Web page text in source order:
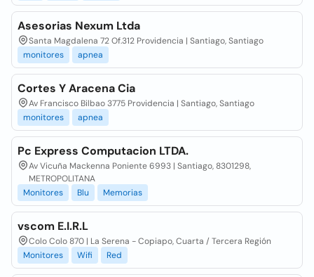
Asesorias Nexum Ltda
Santa Magdalena 72 Of.312 Providencia | Santiago, Santiago
monitores
apnea
Cortes Y Aracena Cia
Av Francisco Bilbao 3775 Providencia | Santiago, Santiago
monitores
apnea
Pc Express Computacion LTDA.
Av Vicuña Mackenna Poniente 6993 | Santiago, 8301298,
METROPOLITANA
Monitores
Blu Memorias
vscom E.I.R.L
Colo Colo 870 | La Serena - Copiapo, Cuarta / Tercera Región
Monitores
Wifi Red